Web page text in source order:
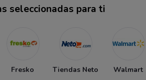
seleccionadas para ti
Fresko Tiendas Neto Walmart